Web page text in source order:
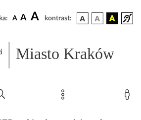
A A A kontrast:
Miasto Kraków